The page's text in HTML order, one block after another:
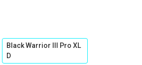
Black Warrior III Pro XL
D